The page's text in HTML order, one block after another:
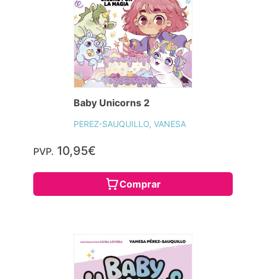
Baby Unicorns 2
PEREZ-SAUQUILLO, VANESA
PVP. 10,95€
Comprar